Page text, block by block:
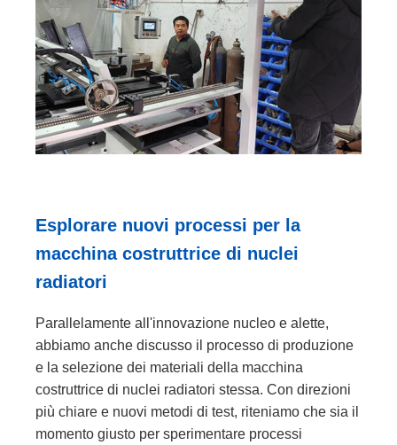
Esplorare nuovi processi per la
macchina costruttrice di nuclei
radiatori
Parallelamente all'innovazione nucleo e alette,
abbiamo anche discusso il processo di produzione
e la selezione dei materiali della macchina
costruttrice di nuclei radiatori stessa. Con direzioni
più chiare e nuovi metodi di test, riteniamo che sia il
momento giusto per sperimentare processi